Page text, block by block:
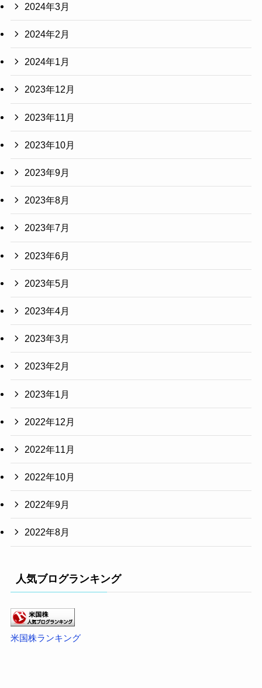
2024年3月
2024年2月
2024年1月
2023年12月
2023年11月
2023年10月
2023年9月
2023年8月
2023年7月
2023年6月
2023年5月
2023年4月
2023年3月
2023年2月
2023年1月
2022年12月
2022年11月
2022年10月
2022年9月
2022年8月
人気ブログランキング
米国株ランキング